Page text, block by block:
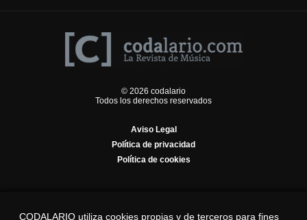
© 2026 codalario
Todos los derechos reservados
Aviso Legal
Política de privacidad
Política de cookies
CODALARIO utiliza cookies propias y de terceros para fines